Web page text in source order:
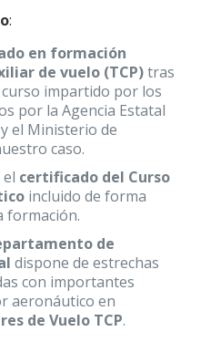
:
en formación
de vuelo (TCP)tras
impartido por los
por la Agencia Estatal
el Ministerio de
caso.
certificado del Curso
incluido de forma
formación.
de
dispone de estrechas
con importantes
aeronáutico en
de Vuelo TCP.